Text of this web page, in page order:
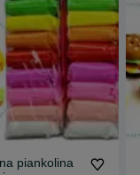
piankolina